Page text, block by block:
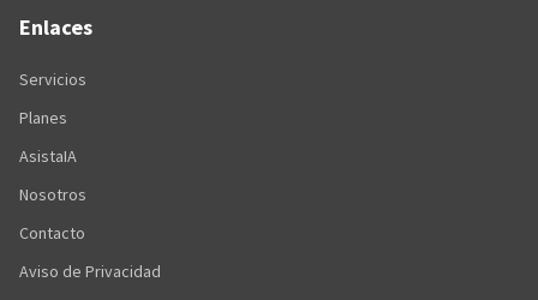
Enlaces
Servicios
Planes
AsistaIA
Nosotros
Contacto
Aviso de Privacidad